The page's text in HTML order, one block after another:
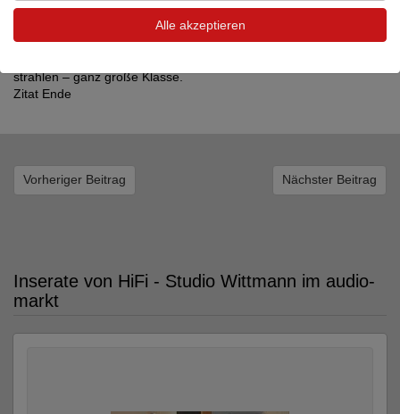
Konzert bis hin zur Solostimme – das Gerät putzt jeden einzelnen
heraus und schickt ihn nach draußen, um mit seinen Kollegen um
strahlen – ganz große Klasse.
Zitat Ende
Vorheriger Beitrag Nächster Beitrag
Inserate von HiFi - Studio Wittmann im audio-
markt
Alle akzeptieren